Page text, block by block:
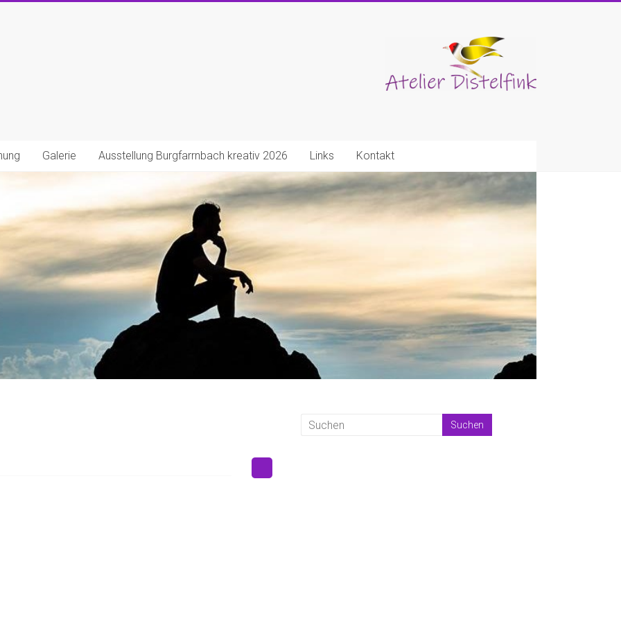
Galerie Ausstellung Burgfarrnbach kreativ 2026 Links Kontakt